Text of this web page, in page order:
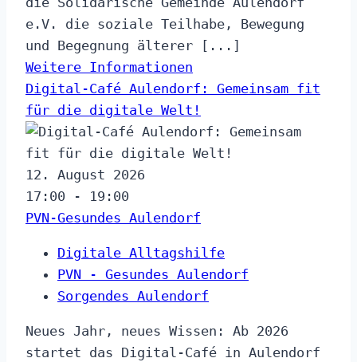
e.V. die soziale Teilhabe, Bewegung
und Begegnung älterer [...]
Weitere Informationen
Digital-Café Aulendorf: Gemeinsam fit
für die digitale Welt!
12. August 2026
17:00 - 19:00
PVN-Gesundes Aulendorf
Digitale Alltagshilfe
PVN - Gesundes Aulendorf
Sorgendes Aulendorf
Neues Jahr, neues Wissen: Ab 2026
startet das Digital-Café in Aulendorf